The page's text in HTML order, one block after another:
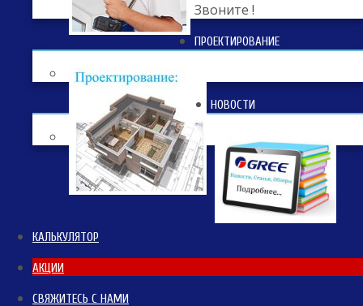
Звоните !
ПРОЕКТИРОВАНИЕ
НОВОСТИ
КАЛЬКУЛЯТОР
АКЦИИ
СВЯЖИТЕСЬ С НАМИ